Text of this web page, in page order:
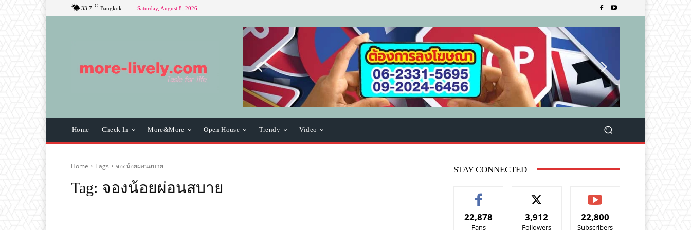
33.7 C Bangkok Saturday, August 8, 2026
Home Check In More&More Open House Trendy Video
Home Tags จองน้อยผ่อนสบาย
Tag: จองน้อยผ่อนสบาย
STAY CONNECTED
22,878
Fans
3,912
Followers
22,800
Subscribers